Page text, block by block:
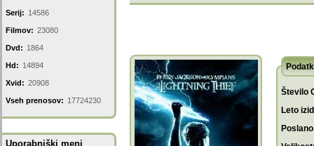
Serij: 14586
Filmov: 23080
Dvd: 1864
Hd: 14894
Xvid: 20908
Vseh prenosov: 17724230
Uporabniški meni
Število
Leto